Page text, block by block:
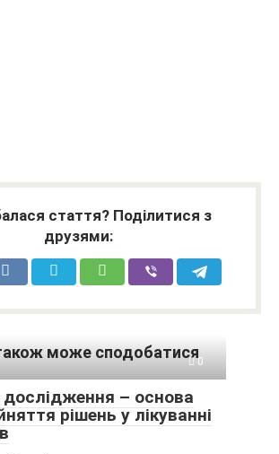
стаття? Поділитися з
друзями:
може сподобатися0
– основа
рішень у лікуванні